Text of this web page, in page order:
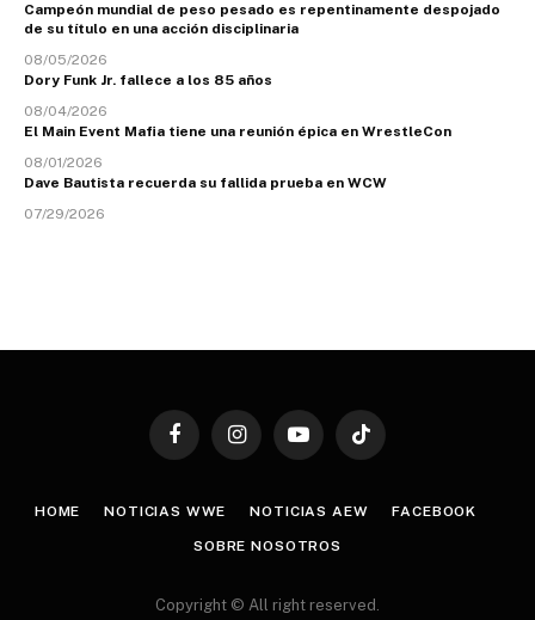
Campeón mundial de peso pesado es repentinamente despojado
de su título en una acción disciplinaria
08/05/2026
Dory Funk Jr. fallece a los 85 años
08/04/2026
El Main Event Mafia tiene una reunión épica en WrestleCon
08/01/2026
Dave Bautista recuerda su fallida prueba en WCW
07/29/2026
FacebookInstagramYouTubeTikTok
HOME NOTICIAS WWE NOTICIAS AEW FACEBOOK
SOBRE NOSOTROS
Copyright © All right reserved.